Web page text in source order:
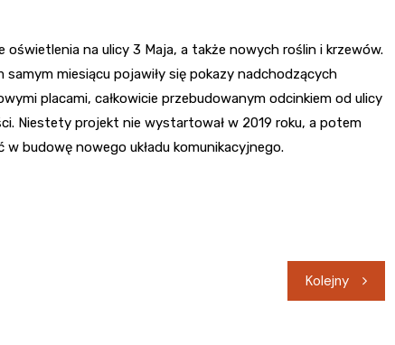
oświetlenia na ulicy 3 Maja, a także nowych roślin i krzewów.
miesiącu pojawiły się pokazy nadchodzących
placami, całkowicie przebudowanym odcinkiem od ulicy
Niestety projekt nie wystartował w 2019 roku, a potem
budowę nowego układu komunikacyjnego.
Kolejny